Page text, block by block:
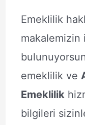
Emeklilik
makalemizin
emeklilik ve
Emeklilik
bilgileri